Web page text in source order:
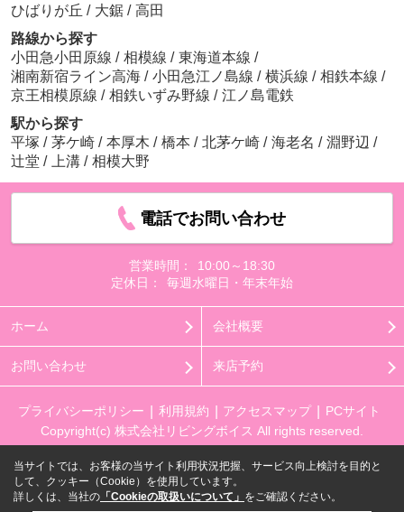
ひばりが丘 / 大鋸 / 高田
路線から探す
小田急小田原線 / 相模線 / 東海道本線 /
湘南新宿ライン高海 / 小田急江ノ島線 / 横浜線 / 相鉄本線 /
京王相模原線 / 相鉄いずみ野線 / 江ノ島電鉄
駅から探す
平塚 / 茅ケ崎 / 本厚木 / 橋本 / 北茅ケ崎 / 海老名 / 淵野辺 /
辻堂 / 上溝 / 相模大野
電話でお問い合わせ
営業時間：
10:00～18:30
定休日：
毎週水曜日・年末年始
ホーム 会社概要
お問い合わせ 来店予約
プライバシーポリシー 利用規約 アクセスマップ
PCサイト
Copyright(c) 株式会社リビングボイス All rights reserved.
当サイトでは、お客様の当サイト利用状況把握、サービス向上検討を目的と
して、クッキー（Cookie）を使用しています。
詳しくは、当社の 「Cookieの取扱いについて」 をご確認ください。